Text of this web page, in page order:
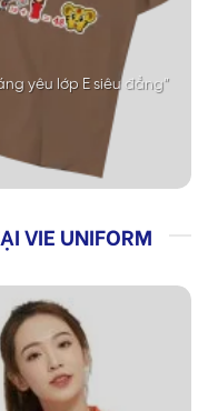
yêu lớp E siêu đẳng”
VIE UNIFORM